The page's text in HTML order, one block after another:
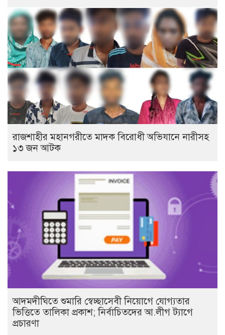
রাজশাহীর মহানগরীতে মাদক বিরোধী অভিযানে নারীসহ
১৩ জন আটক
আদমদীঘিতে শুমারি স্বেচ্ছাসেবী নিয়োগে যোগ্যতার
ভিত্তিতে তালিকা প্রকাশ; নির্বাচিতদের আ.লীগ ট্যাগে
প্রচারণা